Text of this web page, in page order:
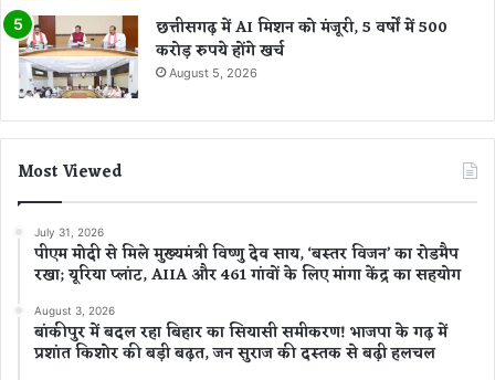
छत्तीसगढ़ में AI मिशन को मंजूरी, 5 वर्षों में 500
करोड़ रुपये होंगे खर्च
August 5, 2026
Most Viewed
July 31, 2026
पीएम मोदी से मिले मुख्यमंत्री विष्णु देव साय, ‘बस्तर विजन’ का रोडमैप
रखा; यूरिया प्लांट, AIIA और 461 गांवों के लिए मांगा केंद्र का सहयोग
August 3, 2026
बांकीपुर में बदल रहा बिहार का सियासी समीकरण! भाजपा के गढ़ में
प्रशांत किशोर की बड़ी बढ़त, जन सुराज की दस्तक से बढ़ी हलचल